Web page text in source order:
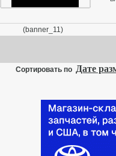
(banner_11)
Сортировать по Дате